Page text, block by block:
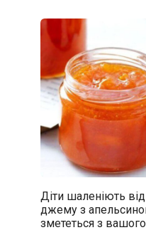
Діти шаленіють
джему з
змететься з